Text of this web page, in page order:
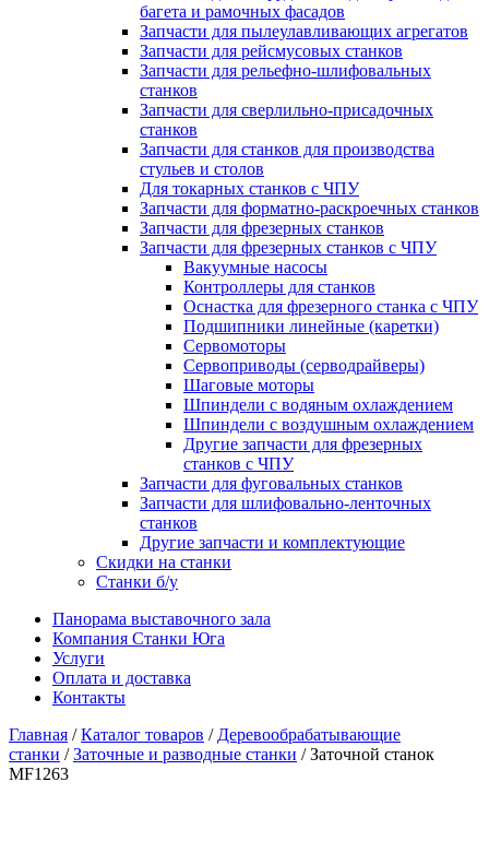
багета и рамочных фасадов
Запчасти для пылеулавливающих агрегатов
Запчасти для рейсмусовых станков
Запчасти для рельефно-шлифовальных
станков
Запчасти для сверлильно-присадочных
станков
Запчасти для станков для производства
стульев и столов
Для токарных станков с ЧПУ
Запчасти для форматно-раскроечных станков
Запчасти для фрезерных станков
Запчасти для фрезерных станков с ЧПУ
Вакуумные насосы
Контроллеры для станков
Оснастка для фрезерного станка с ЧПУ
Подшипники линейные (каретки)
Сервомоторы
Сервоприводы (серводрайверы)
Шаговые моторы
Шпиндели с водяным охлаждением
Шпиндели с воздушным охлаждением
Другие запчасти для фрезерных
станков с ЧПУ
Запчасти для фуговальных станков
Запчасти для шлифовально-ленточных
станков
Другие запчасти и комплектующие
Скидки на станки
Станки б/у
Панорама выставочного зала
Компания Станки Юга
Услуги
Оплата и доставка
Контакты
Главная /Каталог товаров / Деревообрабатывающие
станки /Заточные и разводные станки / Заточной станок
MF1263